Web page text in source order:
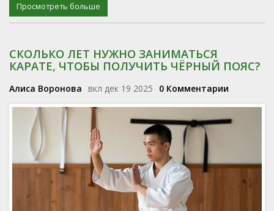
Просмотреть больше
СКОЛЬКО ЛЕТ НУЖНО ЗАНИМАТЬСЯ
КАРАТЕ, ЧТОБЫ ПОЛУЧИТЬ ЧЁРНЫЙ ПОЯС?
Алиса Воронова вкл дек 19 2025 0 Комментарии